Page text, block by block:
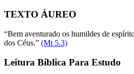
TEXTO ÁUREO
“Bem aventurado os humildes de
dos Céus.” (Mt 5.3)
Leitura Bíblica Para Estudo